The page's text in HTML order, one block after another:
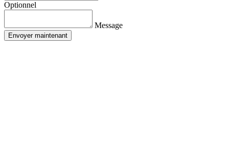
Optionnel
Message
Envoyer maintenant